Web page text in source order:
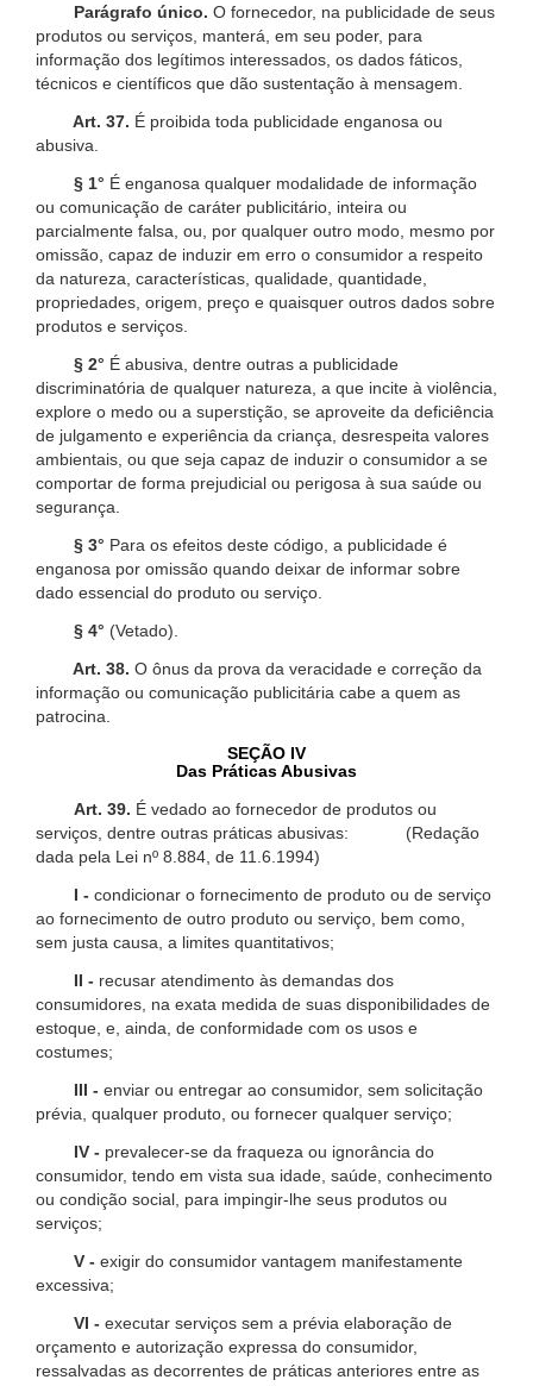
Parágrafo único. O fornecedor, na publicidade de seus
produtos ou serviços, manterá, em seu poder, para
informação dos legítimos interessados, os dados fáticos,
técnicos e científicos que dão sustentação à mensagem.
Art. 37. É proibida toda publicidade enganosa ou
abusiva.
§ 1° É enganosa qualquer modalidade de informação
ou comunicação de caráter publicitário, inteira ou
parcialmente falsa, ou, por qualquer outro modo, mesmo por
omissão, capaz de induzir em erro o consumidor a respeito
da natureza, características, qualidade, quantidade,
propriedades, origem, preço e quaisquer outros dados sobre
produtos e serviços.
§ 2° É abusiva, dentre outras a publicidade
discriminatória de qualquer natureza, a que incite à violência,
explore o medo ou a superstição, se aproveite da deficiência
de julgamento e experiência da criança, desrespeita valores
ambientais, ou que seja capaz de induzir o consumidor a se
comportar de forma prejudicial ou perigosa à sua saúde ou
segurança.
§ 3° Para os efeitos deste código, a publicidade é
enganosa por omissão quando deixar de informar sobre
dado essencial do produto ou serviço.
§ 4° (Vetado).
Art. 38. O ônus da prova da veracidade e correção da
informação ou comunicação publicitária cabe a quem as
patrocina.
SEÇÃO IV
Das Práticas Abusivas
Art. 39. É vedado ao fornecedor de produtos ou
serviços, dentre outras práticas abusivas: (Redação
dada pela Lei nº 8.884, de 11.6.1994)
I - condicionar o fornecimento de produto ou de serviço
ao fornecimento de outro produto ou serviço, bem como,
sem justa causa, a limites quantitativos;
II - recusar atendimento às demandas dos
consumidores, na exata medida de suas disponibilidades de
estoque, e, ainda, de conformidade com os usos e
costumes;
III - enviar ou entregar ao consumidor, sem solicitação
prévia, qualquer produto, ou fornecer qualquer serviço;
IV - prevalecer-se da fraqueza ou ignorância do
consumidor, tendo em vista sua idade, saúde, conhecimento
ou condição social, para impingir-lhe seus produtos ou
serviços;
V - exigir do consumidor vantagem manifestamente
excessiva;
VI - executar serviços sem a prévia elaboração de
orçamento e autorização expressa do consumidor,
ressalvadas as decorrentes de práticas anteriores entre as